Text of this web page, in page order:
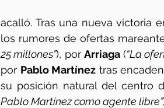
acalló. Tras una nueva victoria
los rumores de ofertas
25 millones”), por Arriaga (“La
por Pablo Martínez tras
su posición natural del centro
Pablo Martínez como agente libre”